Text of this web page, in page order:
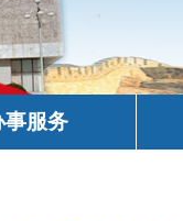
事服务